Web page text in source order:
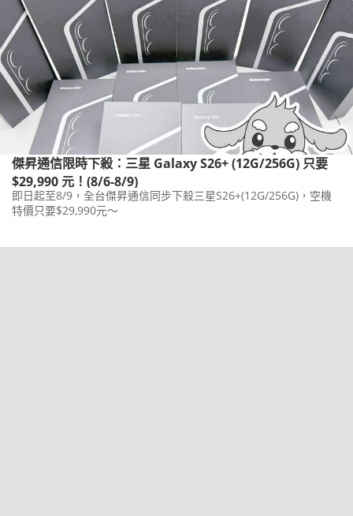
傑昇通信限時下殺：三星 Galaxy S26+ (12G/256G) 只要
$29,990 元！(8/6-8/9)
即日起至8/9，全台傑昇通信同步下殺三星S26+(12G/256G)，空機
特價只要$29,990元～